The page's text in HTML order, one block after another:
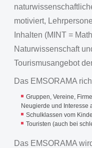
motiviert,
Inhalten (MINT =
Naturwissenschaft
Tourismusangebot
Das EMSORAMA
Gruppen, Vereine,
Neugierde und Interesse
Schulklassen vom
Touristen (auch bei
Das EMSORAMA